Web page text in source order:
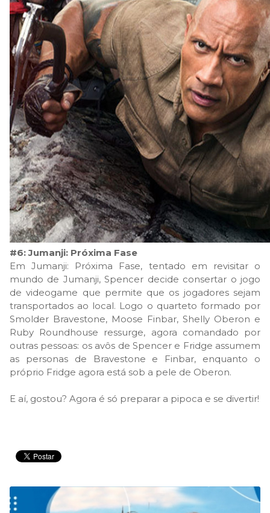
#6: Jumanji: Próxima Fase
Em Jumanji: Próxima Fase, tentado em revisitar o
mundo de Jumanji, Spencer decide consertar o jogo
de videogame que permite que os jogadores sejam
transportados ao local. Logo o quarteto formado por
Smolder Bravestone, Moose Finbar, Shelly Oberon e
Ruby Roundhouse ressurge, agora comandado por
outras pessoas: os avôs de Spencer e Fridge assumem
as personas de Bravestone e Finbar, enquanto o
próprio Fridge agora está sob a pele de Oberon.
E aí, gostou? Agora é só preparar a pipoca e se divertir!